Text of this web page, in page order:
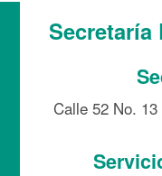
Calle 52 No.